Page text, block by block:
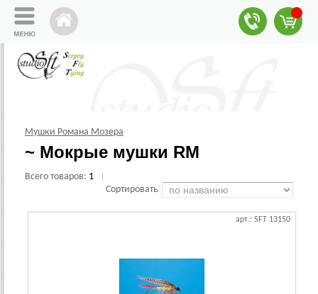
Мушки Романа Мозера
~ Мокрые мушки RM
Всего товаров: 1
Сортировать
арт.: SFT 13150